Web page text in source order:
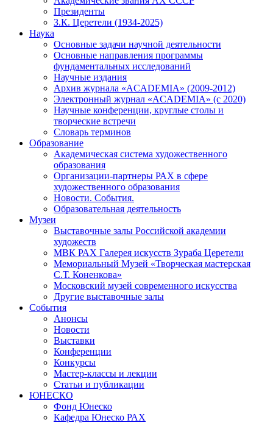
Президенты
З.К. Церетели (1934-2025)
Наука
Основные задачи научной деятельности
Основные направления программы
фундаментальных исследований
Научные издания
Архив журнала «ACADEMIA» (2009-2012)
Электронный журнал «ACADEMIA» (с 2020)
Научные конференции, круглые столы и
творческие встречи
Словарь терминов
Образование
Академическая система художественного
образования
Организации-партнеры РАХ в сфере
художественного образования
Новости. События.
Образовательная деятельность
Музеи
Выставочные залы Российской академии
художеств
МВК РАХ Галерея искусств Зураба Церетели
Мемориальный Музей «Творческая мастерская
С.Т. Коненкова»
Московский музей современного искусства
Другие выставочные залы
События
Анонсы
Новости
Выставки
Конференции
Конкурсы
Мастер-классы и лекции
Статьи и публикации
ЮНЕСКО
Фонд Юнеско
Кафедра Юнеско РАХ